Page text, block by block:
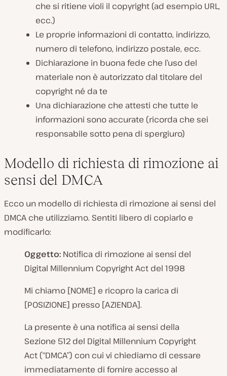
che si ritiene violi il copyright (ad esempio URL,
ecc.)
Le proprie informazioni di contatto, indirizzo,
numero di telefono, indirizzo postale, ecc.
Dichiarazione in buona fede che l’uso del
materiale non è autorizzato dal titolare del
copyright né da te
Una dichiarazione che attesti che tutte le
informazioni sono accurate (ricorda che sei
responsabile sotto pena di spergiuro)
Modello di richiesta di rimozione ai
sensi del DMCA
Ecco un modello di richiesta di rimozione ai sensi del
DMCA che utilizziamo. Sentiti libero di copiarlo e
modificarlo:
Oggetto: Notifica di rimozione ai sensi del
Digital Millennium Copyright Act del 1998
Mi chiamo [NOME] e ricopro la carica di
[POSIZIONE] presso [AZIENDA].
La presente è una notifica ai sensi della
Sezione 512 del Digital Millennium Copyright
Act (“DMCA”) con cui vi chiediamo di cessare
immediatamente di fornire accesso al